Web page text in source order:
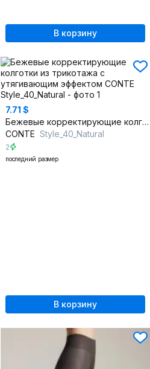
В корзину
7.71 $
Бежевые корректирующие колготки из трикотажа с утягивающим эффектом
CONTE Style_40_Natural
2
последний размер
В корзину